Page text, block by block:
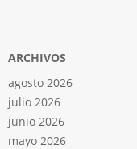
ARCHIVOS
agosto 2026
julio 2026
junio 2026
mayo 2026